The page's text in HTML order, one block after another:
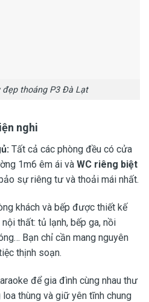
đẹp thoáng P3 Đà Lạt
nghi
Tất cả các phòng đều có cửa
1m6 êm ái và WC riêng biệt
sự riêng tư và thoải mái nhất.
khách và bếp được thiết kế
thất: tủ lạnh, bếp ga, nồi
Bạn chỉ cần mang nguyên
thịnh soạn.
để gia đình cùng nhau thư
thùng và giữ yên tĩnh chung